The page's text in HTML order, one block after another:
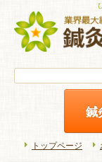
鍼
トップページ